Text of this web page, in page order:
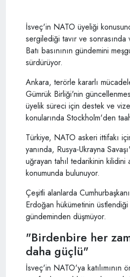
İsveç'in NATO üyeliği
sergilediği tavır ve sonrasında
Batı basınının gündemini
sürdürüyor.
Ankara, terörle kararlı
Gümrük Birliği'nin
üyelik süreci için destek ve
konularında Stockholm'den
Türkiye, NATO askeri ittifakı
yanında, Rusya-Ukrayna
uğrayan tahıl tedarikinin kilidini
konumunda bulunuyor.
Çeşitli alanlarda
Erdoğan hükümetinin
gündeminden düşmüyor.
"Birdenbire her
daha güçlü"
İsveç'in NATO'ya katılımının